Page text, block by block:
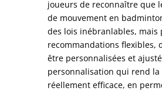
joueurs de reconnaître que
de mouvement en
des lois inébranlables, mais
recommandations flexibles,
être personnalisées et
personnalisation qui rend
réellement efficace, en